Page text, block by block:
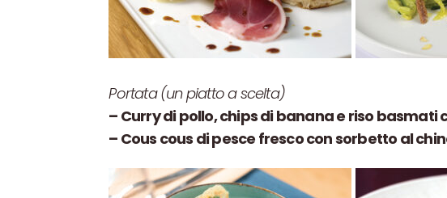
Portata (un piatto a scelta)
– Curry di pollo, chips di banana e riso basmati
– Cous cous di pesce fresco con sorbetto al